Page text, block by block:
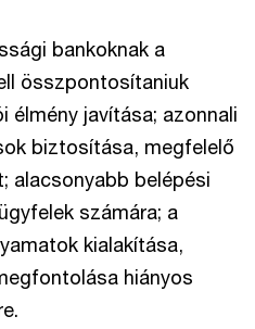
bankoknak a
összpontosítaniuk
élmény javítása; azonnali
biztosítása, megfelelő
alacsonyabb belépési
számára; a
kialakítása,
hiányos